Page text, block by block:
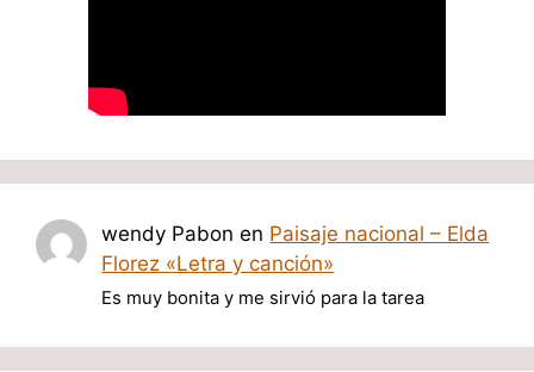
wendy Pabon en Paisaje nacional – Elda
Florez «Letra y canción»
Es muy bonita y me sirvió para la tarea